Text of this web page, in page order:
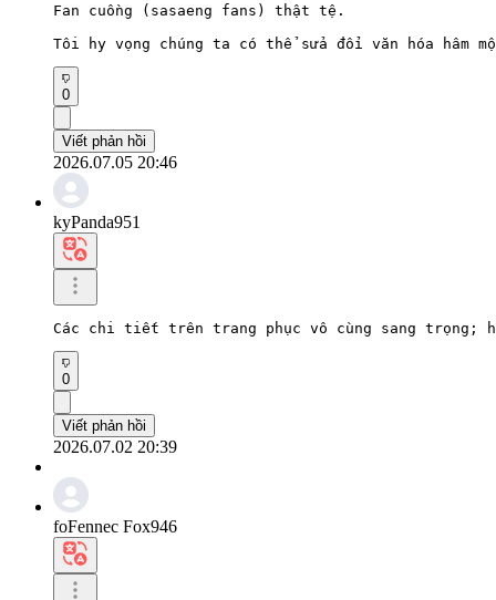
Fan cuồng (sasaeng fans) thật tệ.
Tôi hy vọng chúng ta có thể sửa đổi văn hóa hâm
0
Viết phản hồi
2026.07.05 20:46
kyPanda951
Các chi tiết trên trang phục vô cùng sang trọng;
0
Viết phản hồi
2026.07.02 20:39
foFennec Fox946